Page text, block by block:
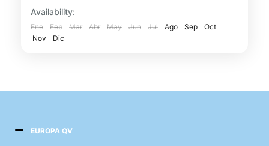
el Barrio Judío y los lugares relacionados
con el Tercer Reich....
Berlín
Availability:
Ene Feb Mar Abr May Jun Jul Ago Sep
Oct
Nov
Dic
EUROPA QV